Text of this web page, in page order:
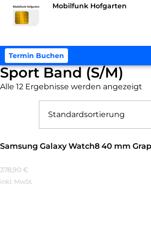
Mobilfunk Hofgarten
Termin Buchen
Sport Band (S/M)
Alle 12 Ergebnisse werden angezeigt
Samsung Galaxy Watch8 40 mm
378,90 €
inkl. MwSt.